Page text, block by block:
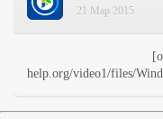
21 Мар 2015
help.org/video1/files/